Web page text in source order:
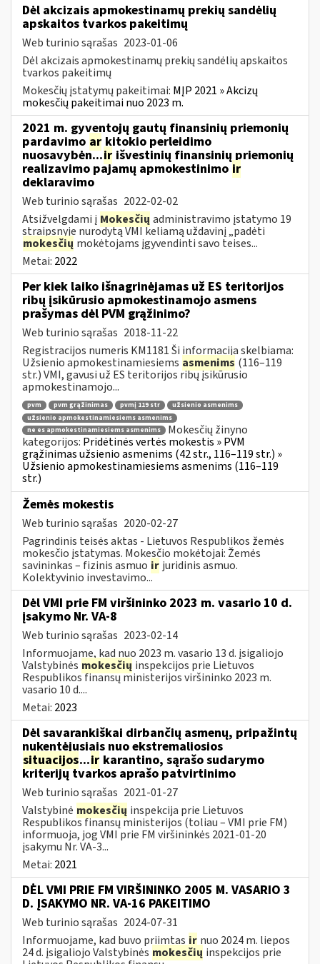
Dėl akcizais apmokestinamų prekių sandėlių
apskaitos tvarkos pakeitimų
Web turinio sąrašas 2023-01-06
Dėl akcizais apmokestinamų prekių sandėlių apskaitos
tvarkos pakeitimų
Mokesčių įstatymų pakeitimai: MĮP 2021 » Akcizų
mokesčių pakeitimai nuo 2023 m.
2021 m. gyventojų gautų finansinių priemonių
pardavimo ar kitokio perleidimo
nuosavybėn...ir išvestinių finansinių priemonių
realizavimo pajamų apmokestinimo ir
deklaravimo
Web turinio sąrašas 2022-02-02
Atsižvelgdami į Mokesčių administravimo įstatymo 19
straipsnyje nurodytą VMI keliamą uždavinį „padėti
mokesčių mokėtojams įgyvendinti savo teises...
Metai: 2022
Per kiek laiko išnagrinėjamas už ES teritorijos
ribų įsikūrusio apmokestinamojo asmens
prašymas dėl PVM grąžinimo?
Web turinio sąrašas 2018-11-22
Registracijos numeris KM1181 Ši informacija skelbiama:
Užsienio apmokestinamiesiems asmenims (116–119
str.) VMI, gavusi už ES teritorijos ribų įsikūrusio
apmokestinamojo...
pvm pvm grąžinimas pvmį 119 str
užsienio asmenims
užsienio apmokestinamiesiems asmenims
ne es apmokestinamiesiems asmenims
Mokesčių žinyno
kategorijos: Pridėtinės vertės mokestis » PVM
grąžinimas užsienio asmenims (42 str., 116–119 str.) »
Užsienio apmokestinamiesiems asmenims (116–119
str.)
Žemės mokestis
Web turinio sąrašas 2020-02-27
Pagrindinis teisės aktas - Lietuvos Respublikos žemės
mokesčio įstatymas. Mokesčio mokėtojai: Žemės
savininkas – fizinis asmuo ir juridinis asmuo.
Kolektyvinio investavimo...
Dėl VMI prie FM viršininko 2023 m. vasario 10 d.
įsakymo Nr. VA-8
Web turinio sąrašas 2023-02-14
Informuojame, kad nuo 2023 m. vasario 13 d. įsigaliojo
Valstybinės mokesčių inspekcijos prie Lietuvos
Respublikos finansų ministerijos viršininko 2023 m.
vasario 10 d....
Metai: 2023
Dėl savarankiškai dirbančių asmenų, pripažintų
nukentėjusiais nuo ekstremaliosios
situacijos...ir karantino, sąrašo sudarymo
kriterijų tvarkos aprašo patvirtinimo
Web turinio sąrašas 2021-01-27
Valstybinė mokesčių inspekcija prie Lietuvos
Respublikos finansų ministerijos (toliau – VMI prie FM)
informuoja, jog VMI prie FM viršininkės 2021-01-20
įsakymu Nr. VA-3...
Metai: 2021
DĖL VMI PRIE FM VIRŠININKO 2005 M. VASARIO 3
D. ĮSAKYMO NR. VA-16 PAKEITIMO
Web turinio sąrašas 2024-07-31
Informuojame, kad buvo priimtas ir nuo 2024 m. liepos
24 d. įsigaliojo Valstybinės mokesčių inspekcijos prie